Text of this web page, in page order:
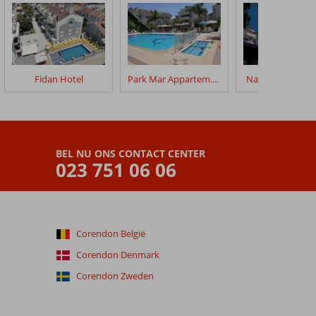
Fidan Hotel Park Mar Appartementen Navy Boutique
BEL NU ONS CONTACT CENTER
023 751 06 06
Corendon België
Corendon Denmark
Corendon Zweden